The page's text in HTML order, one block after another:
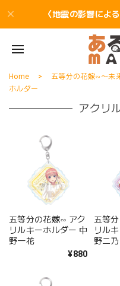
〈地震の影響によ
Home 五等分の花嫁∽〜未
ホルダー
アクリ
五等分の花嫁∽ アク
リルキーホルダー 中
野一花
¥880
五等
リル
野二乃